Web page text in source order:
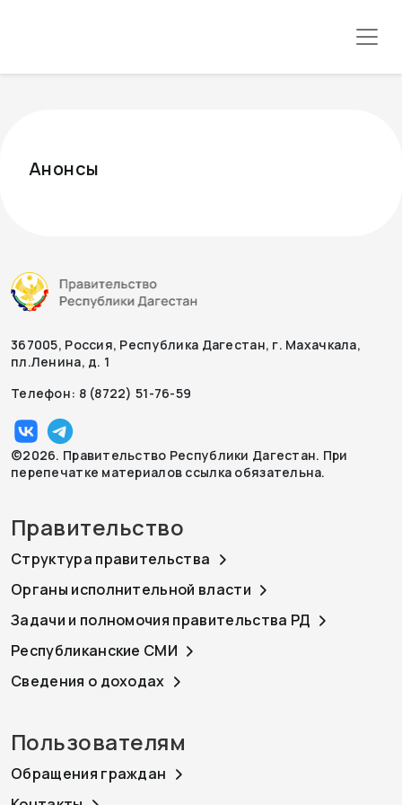
Анонсы
367005, Россия, Республика Дагестан, г. Махачкала,
пл.Ленина, д. 1
Телефон: 8 (8722) 51-76-59
©2026. Правительство Республики Дагестан. При
перепечатке материалов ссылка обязательна.
Правительство
Структура правительства
Органы исполнительной власти
Задачи и полномочия правительства РД
Республиканские СМИ
Сведения о доходах
Пользователям
Обращения граждан